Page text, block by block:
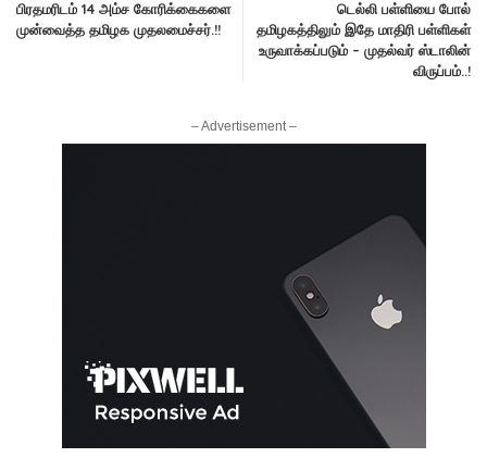
பிரதமரிடம் 14 அம்ச கோரிக்கைகளை
முன்வைத்த தமிழக முதலமைச்சர்.!!
டெல்லி பள்ளியை போல்
தமிழகத்திலும் இதே மாதிரி பள்ளிகள்
உருவாக்கப்படும் – முதல்வர் ஸ்டாலின்
விருப்பம்..!
– Advertisement –